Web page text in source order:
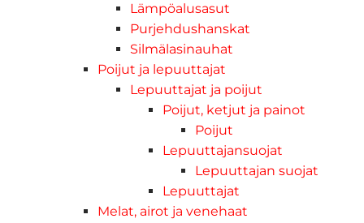
Lämpöalusasut
Purjehdushanskat
Silmälasinauhat
Poijut ja lepuuttajat
Lepuuttajat ja poijut
Poijut, ketjut ja painot
Poijut
Lepuuttajansuojat
Lepuuttajan suojat
Lepuuttajat
Melat, airot ja venehaat